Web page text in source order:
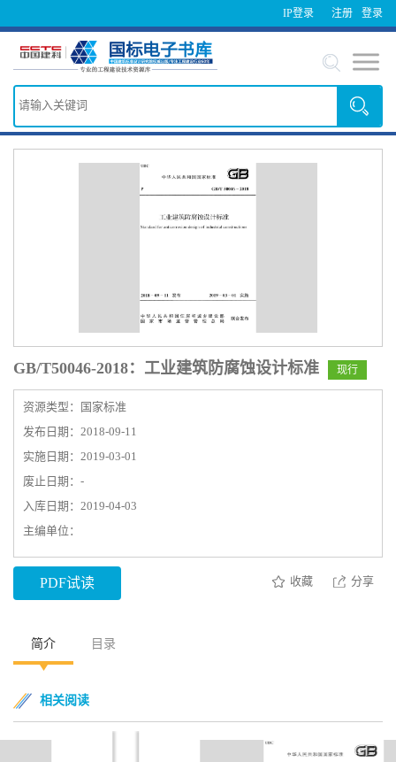
IP登录 登录
注册
GB/T50046-2018：工业建筑防腐蚀设计标准 现行
资源类型：国家标准
发布日期：2018-09-11
实施日期：2019-03-01
废止日期：-
入库日期：2019-04-03
主编单位：
PDF试读 收藏 分享
简介 目录
相关阅读